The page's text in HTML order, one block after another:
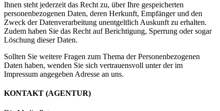
Ihnen steht jederzeit das Recht zu, über Ihre gespeicherten
personenbezogenen Daten, deren Herkunft, Empfänger und den
Zweck der Datenverarbeitung unentgeltlich Auskunft zu erhalten.
Zudem haben Sie das Recht auf Berichtigung, Sperrung oder sogar
Löschung dieser Daten.
Sollten Sie weitere Fragen zum Thema der Personenbezogenen
Daten haben, wenden Sie sich vertrauensvoll unter der im
Impressum angegeben Adresse an uns.
KONTAKT (AGENTUR)